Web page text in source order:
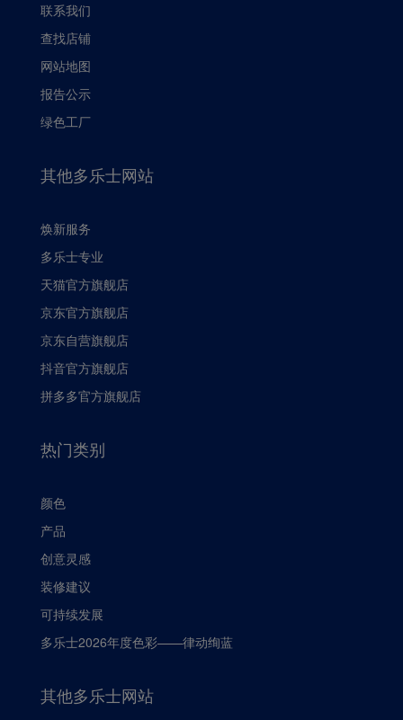
联系我们
查找店铺
网站地图
报告公示
绿色工厂
其他多乐士网站
焕新服务
多乐士专业
天猫官方旗舰店
京东官方旗舰店
京东自营旗舰店
抖音官方旗舰店
拼多多官方旗舰店
热门类别
颜色
产品
创意灵感
装修建议
可持续发展
多乐士2026年度色彩——律动绚蓝
其他多乐士网站